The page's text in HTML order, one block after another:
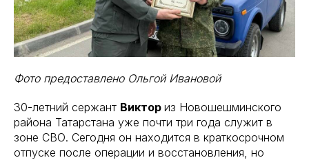
Фото предоставлено Ольгой Ивановой
30-летний сержант Виктор из Новошешминского
района Татарстана уже почти три года служит в
зоне СВО. Сегодня он находится в краткосрочном
отпуске после операции и восстановления, но